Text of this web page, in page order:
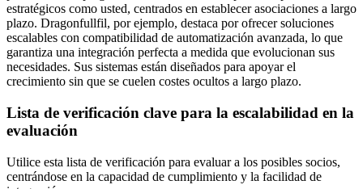
estratégicos como usted, centrados en establecer asociaciones a largo
plazo. Dragonfullfil, por ejemplo, destaca por ofrecer soluciones
escalables con compatibilidad de automatización avanzada, lo que
garantiza una integración perfecta a medida que evolucionan sus
necesidades. Sus sistemas están diseñados para apoyar el
crecimiento sin que se cuelen costes ocultos a largo plazo.
Lista de verificación clave para la escalabilidad en la
evaluación
Utilice esta lista de verificación para evaluar a los posibles socios,
centrándose en la capacidad de cumplimiento y la facilidad de